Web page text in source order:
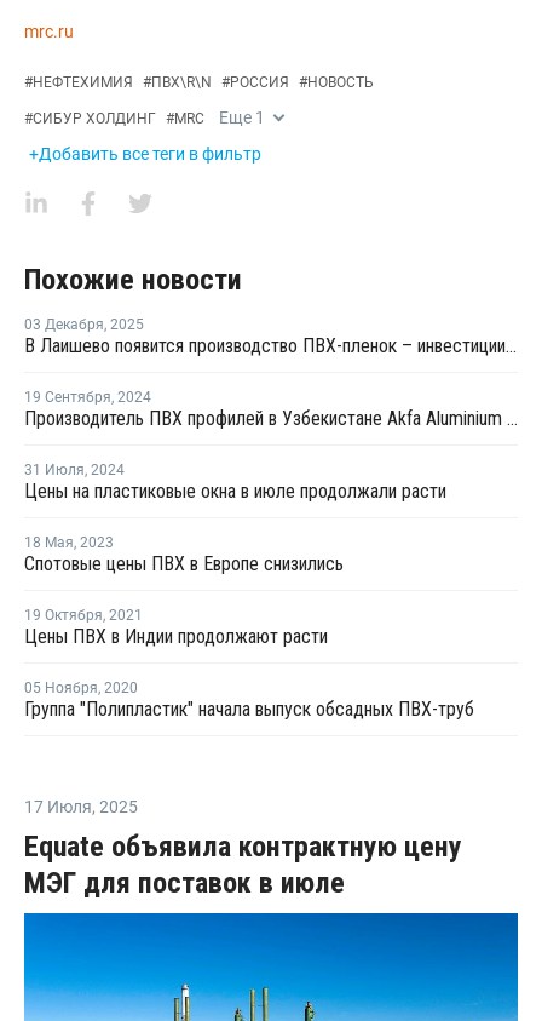
mrc.ru
#НЕФТЕХИМИЯ #ПВХ\R\N #РОССИЯ #НОВОСТЬ
#СИБУР ХОЛДИНГ #MRC Еще 1
+Добавить все теги в фильтр
Похожие новости
03 Декабря, 2025
В Лаишево появится производство ПВХ-пленок – инвестиции составили более 1 млрд рублей
19 Сентября, 2024
Производитель ПВХ профилей в Узбекистане Akfa Aluminium получил первый кредитный рейтинг
31 Июля, 2024
Цены на пластиковые окна в июле продолжали расти
18 Мая, 2023
Спотовые цены ПВХ в Европе снизились
19 Октября, 2021
Цены ПВХ в Индии продолжают расти
05 Ноября, 2020
Группа "Полипластик" начала выпуск обсадных ПВХ-труб
17 Июля, 2025
Equate объявила контрактную цену
МЭГ для поставок в июле